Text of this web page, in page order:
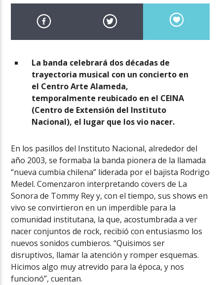
La banda celebrará dos décadas de
trayectoria musical con un concierto en
el Centro Arte Alameda,
temporalmente reubicado en el CEINA
(Centro de Extensión del Instituto
Nacional), el lugar que los vio nacer.
En los pasillos del Instituto Nacional, alrededor del
año 2003, se formaba la banda pionera de la llamada
“nueva cumbia chilena” liderada por el bajista Rodrigo
Medel. Comenzaron interpretando covers de La
Sonora de Tommy Rey y, con el tiempo, sus shows en
vivo se convirtieron en un imperdible para la
comunidad institutana, la que, acostumbrada a ver
nacer conjuntos de rock, recibió con entusiasmo los
nuevos sonidos cumbieros. “Quisimos ser
disruptivos, llamar la atención y romper esquemas.
Hicimos algo muy atrevido para la época, y nos
funcionó”, cuentan.